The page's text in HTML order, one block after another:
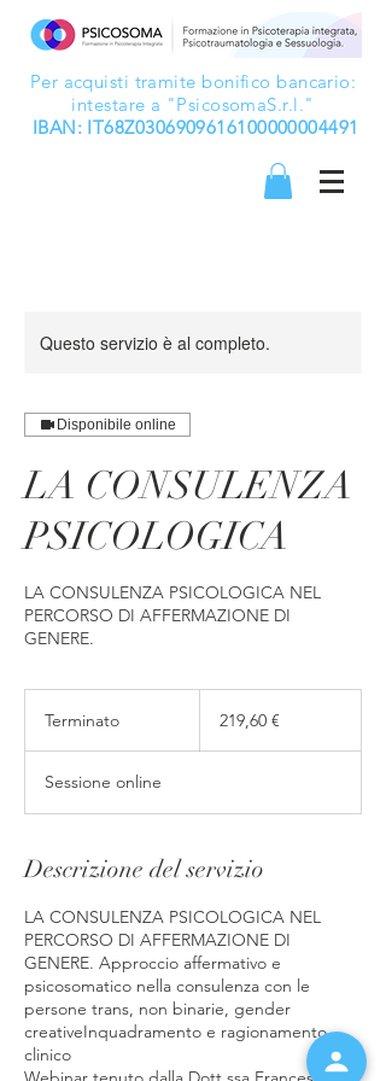
Per acquisti tramite bonifico bancario:
intestare a "PsicosomaS.r.l."
IBAN: IT68Z0306909616100000004491
Questo servizio è al completo.
Disponibile online
LA CONSULENZA
PSICOLOGICA
LA CONSULENZA PSICOLOGICA NEL
PERCORSO DI AFFERMAZIONE DI
GENERE.
Terminato
m
i
t
219,60 €
Sessione online
Descrizione del servizio
LA CONSULENZA PSICOLOGICA NEL
PERCORSO DI AFFERMAZIONE DI
GENERE. Approccio affermativo e
psicosomatico nella consulenza con le
persone trans, non binarie, gender
creativeInquadramento e ragionamento
clinico